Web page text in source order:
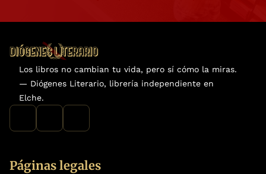
Los libros no cambian tu vida, pero sí cómo la miras.
— Diógenes Literario, librería independiente en
Elche.
Páginas legales